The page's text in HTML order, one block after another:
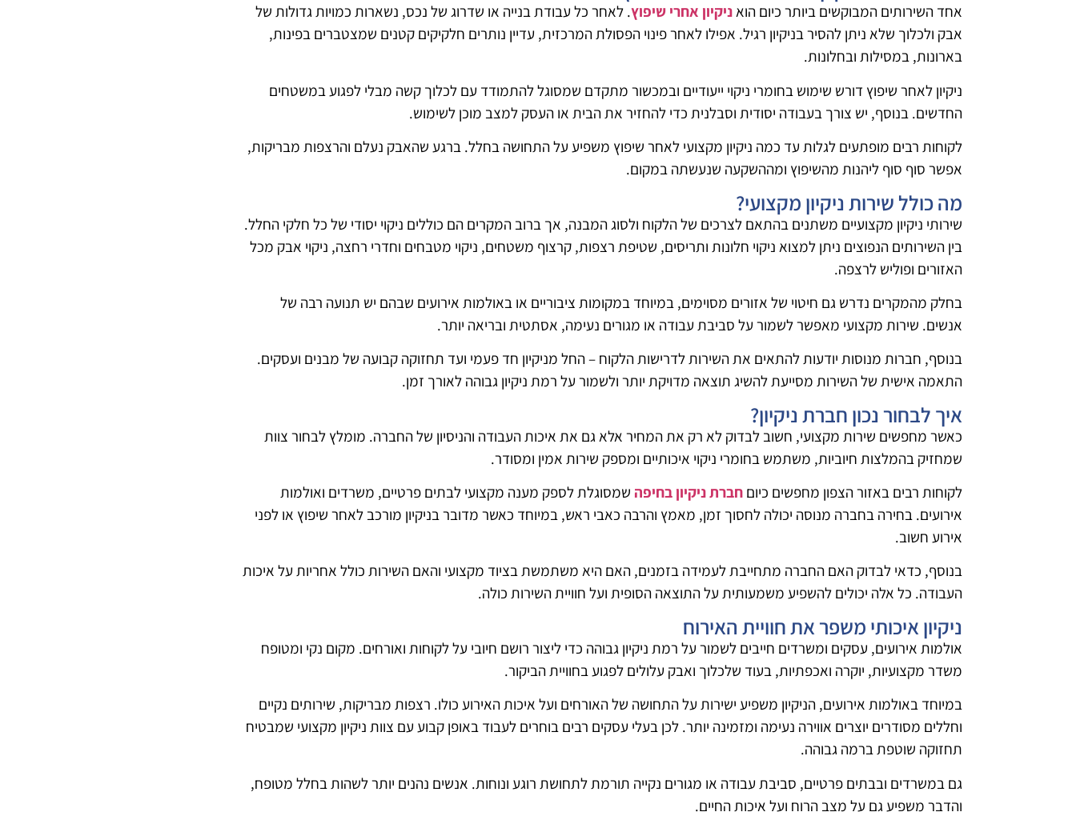
אחד השירותים המבוקשים ביותר כיום הואניקיון אחרי שיפוץ. לאחר כל עבודת בנייה או שדרוג של נכס, נשארות כמויות גדולות של
אבק ולכלוך שלא ניתן להסיר בניקיון רגיל. אפילו לאחר פינוי הפסולת המרכזית, עדיין נותרים חלקיקים קטנים שמצטברים בפינות,
בארונות, במסילות ובחלונות.
ניקיון לאחר שיפוץ דורש שימוש בחומרי ניקוי ייעודיים ובמכשור מתקדם שמסוגל להתמודד עם לכלוך קשה מבלי לפגוע במשטחים
החדשים. בנוסף, יש צורך בעבודה יסודית וסבלנית כדי להחזיר את הבית או העסק למצב מוכן לשימוש.
לקוחות רבים מופתעים לגלות עד כמה ניקיון מקצועי לאחר שיפוץ משפיע על התחושה בחלל. ברגע שהאבק נעלם והרצפות מבריקות,
אפשר סוף סוף ליהנות מהשיפוץ ומההשקעה שנעשתה במקום.
מה כולל שירות ניקיון מקצועי?
שירותי ניקיון מקצועיים משתנים בהתאם לצרכים של הלקוח ולסוג המבנה, אך ברוב המקרים הם כוללים ניקוי יסודי של כל חלקי החלל.
בין השירותים הנפוצים ניתן למצוא ניקוי חלונות ותריסים, שטיפת רצפות, קרצוף משטחים, ניקוי מטבחים וחדרי רחצה, ניקוי אבק מכל
האזורים ופוליש לרצפה.
בחלק מהמקרים נדרש גם חיטוי של אזורים מסוימים, במיוחד במקומות ציבוריים או באולמות אירועים שבהם יש תנועה רבה של
אנשים. שירות מקצועי מאפשר לשמור על סביבת עבודה או מגורים נעימה, אסתטית ובריאה יותר.
בנוסף, חברות מנוסות יודעות להתאים את השירות לדרישות הלקוח – החל מניקיון חד פעמי ועד תחזוקה קבועה של מבנים ועסקים.
התאמה אישית של השירות מסייעת להשיג תוצאה מדויקת יותר ולשמור על רמת ניקיון גבוהה לאורך זמן.
איך לבחור נכון חברת ניקיון?
כאשר מחפשים שירות מקצועי, חשוב לבדוק לא רק את המחיר אלא גם את איכות העבודה והניסיון של החברה. מומלץ לבחור צוות
שמחזיק בהמלצות חיוביות, משתמש בחומרי ניקוי איכותיים ומספק שירות אמין ומסודר.
לקוחות רבים באזור הצפון מחפשים כיוםחברת ניקיון בחיפה שמסוגלת לספק מענה מקצועי לבתים פרטיים, משרדים ואולמות
אירועים. בחירה בחברה מנוסה יכולה לחסוך זמן, מאמץ והרבה כאבי ראש, במיוחד כאשר מדובר בניקיון מורכב לאחר שיפוץ או לפני
אירוע חשוב.
בנוסף, כדאי לבדוק האם החברה מתחייבת לעמידה בזמנים, האם היא משתמשת בציוד מקצועי והאם השירות כולל אחריות על איכות
העבודה. כל אלה יכולים להשפיע משמעותית על התוצאה הסופית ועל חוויית השירות כולה.
ניקיון איכותי משפר את חוויית האירוח
אולמות אירועים, עסקים ומשרדים חייבים לשמור על רמת ניקיון גבוהה כדי ליצור רושם חיובי על לקוחות ואורחים. מקום נקי ומטופח
משדר מקצועיות, יוקרה ואכפתיות, בעוד שלכלוך ואבק עלולים לפגוע בחוויית הביקור.
במיוחד באולמות אירועים, הניקיון משפיע ישירות על התחושה של האורחים ועל איכות האירוע כולו. רצפות מבריקות, שירותים נקיים
וחללים מסודרים יוצרים אווירה נעימה ומזמינה יותר. לכן בעלי עסקים רבים בוחרים לעבוד באופן קבוע עם צוות ניקיון מקצועי שמבטיח
תחזוקה שוטפת ברמה גבוהה.
גם במשרדים ובבתים פרטיים, סביבת עבודה או מגורים נקייה תורמת לתחושת רוגע ונוחות. אנשים נהנים יותר לשהות בחלל מטופח,
והדבר משפיע גם על מצב הרוח ועל איכות החיים.